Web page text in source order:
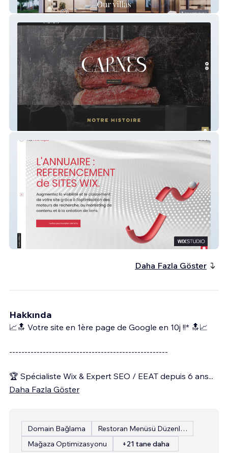
SUPERHOSTRAPH.COM
Daha Fazla Göster
Hakkında
📈🔝 Votre site en 1ère page de Google en 10j !!* 🔝📈
----------------------------------------------------
🏆 Spécialiste Wix & Expert SEO / EEAT depuis 6 ans...
Daha Fazla Göster
Domain Bağlama
Restoran Menüsü Düzenleme
Mağaza Optimizasyonu
+21 tane daha